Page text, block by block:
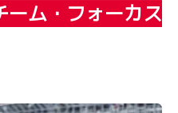
ーム・フォーカス